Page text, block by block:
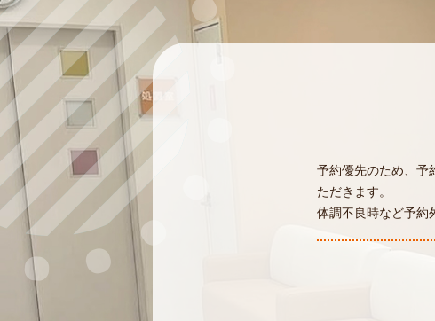
予約優先のため、予
ただきます。
体調不良時など予約